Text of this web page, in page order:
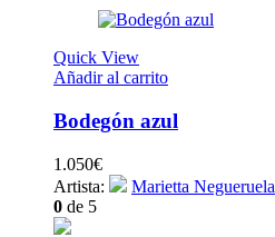
Quick View
Añadir al carrito
Bodegón azul
1.050€
Artista:
Marietta Negueruela
0 de 5